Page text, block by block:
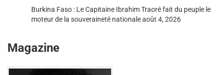
Burkina Faso : Le Capitaine Ibrahim Traoré fait du peuple le
moteur de la souveraineté nationaleaoût 4, 2026
Magazine